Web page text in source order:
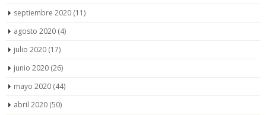
septiembre 2020 (11)
agosto 2020 (4)
julio 2020 (17)
junio 2020 (26)
mayo 2020 (44)
abril 2020 (50)